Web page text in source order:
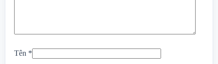
Tên *